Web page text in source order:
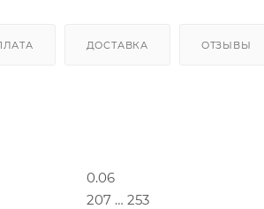
ДОСТАВКА ОТЗЫВЫ
0.06
207 … 253